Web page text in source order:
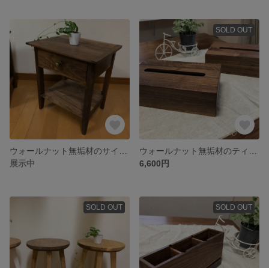
展示中
SOLD OUT
6,600円
SOLD OUT SOLD OUT